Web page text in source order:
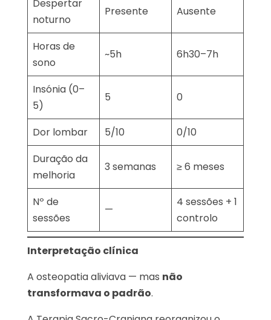
Despertar
noturno
Presente Ausente
Horas de
sono
~5h 6h30–7h
Insónia (0–
5)
5 0
Dor lombar 5/10
0/10
Duração da
melhoria
3 semanas ≥ 6 meses
Nº de
sessões
—
4 sessões + 1
controlo
Interpretação clínica
A osteopatia aliviava — mas não
transformava o padrão.